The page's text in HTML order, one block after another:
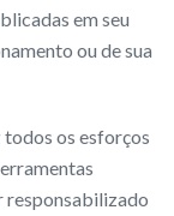
em seu
ou de sua
os esforços
responsabilizado